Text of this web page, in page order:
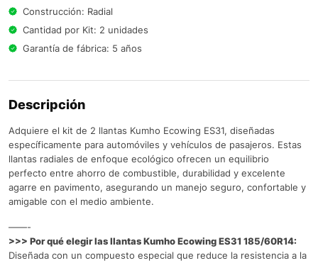
Construcción: Radial
Cantidad por Kit: 2 unidades
Garantía de fábrica: 5 años
Descripción
Adquiere el kit de 2 llantas Kumho Ecowing ES31, diseñadas
específicamente para automóviles y vehículos de pasajeros. Estas
llantas radiales de enfoque ecológico ofrecen un equilibrio
perfecto entre ahorro de combustible, durabilidad y excelente
agarre en pavimento, asegurando un manejo seguro, confortable y
amigable con el medio ambiente.
——-
>>> Por qué elegir las llantas Kumho Ecowing ES31 185/60R14:
Diseñada con un compuesto especial que reduce la resistencia a la